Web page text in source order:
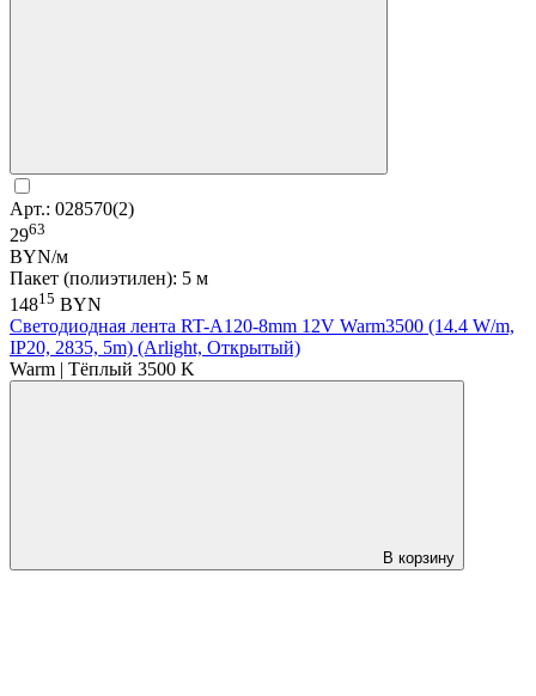
Арт.: 028570(2)
2963
BYN/м
Пакет (полиэтилен): 5 м
14815 BYN
Светодиодная лента RT-A120-8mm 12V Warm3500 (14.4 W/m,
IP20, 2835, 5m) (Arlight, Открытый)
Warm | Тёплый 3500 K
В корзину